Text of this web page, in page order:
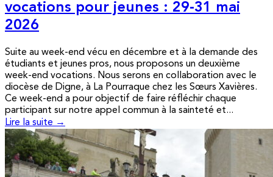
vocations pour jeunes : 29-31 mai
2026
Suite au week-end vécu en décembre et à la demande des
étudiants et jeunes pros, nous proposons un deuxième
week-end vocations. Nous serons en collaboration avec le
diocèse de Digne, à La Pourraque chez les Sœurs Xavières.
Ce week-end a pour objectif de faire réfléchir chaque
participant sur notre appel commun à la sainteté et...
Lire la suite →